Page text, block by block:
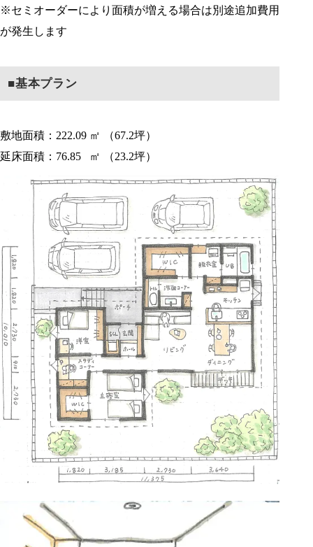
※セミオーダーにより面積が増える場合は別途追加費用
が発生します
■基本プラン
敷地面積：222.09 ㎡ （67.2坪）
延床面積：76.85 ㎡ （23.2坪）